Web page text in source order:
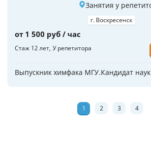
Занятия у
г. Воскресенск
от 1 500 руб / час
Стаж 12 лет У репетитора
Выпускник химфака МГУ.Кандидат наук
1 2 3 4